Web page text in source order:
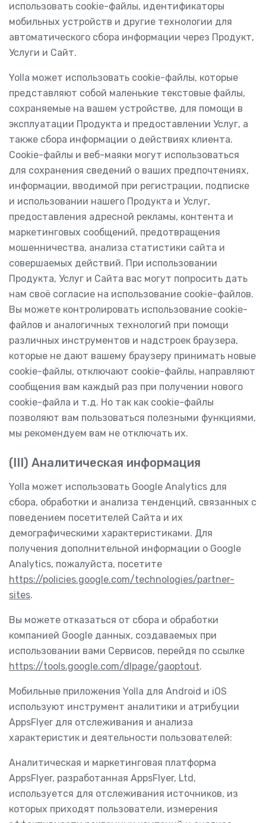
использовать cookie-файлы, идентификаторы
мобильных устройств и другие технологии для
автоматического сбора информации через Продукт,
Услуги и Сайт.
Yolla может использовать cookie-файлы, которые
представляют собой маленькие текстовые файлы,
сохраняемые на вашем устройстве, для помощи в
эксплуатации Продукта и предоставлении Услуг, а
также сбора информации о действиях клиента.
Cookie-файлы и веб-маяки могут использоваться
для сохранения сведений о ваших предпочтениях,
информации, вводимой при регистрации, подписке
и использовании нашего Продукта и Услуг,
предоставления адресной рекламы, контента и
маркетинговых сообщений, предотвращения
мошенничества, анализа статистики сайта и
совершаемых действий. При использовании
Продукта, Услуг и Сайта вас могут попросить дать
нам своё согласие на использование cookie-файлов.
Вы можете контролировать использование cookie-
файлов и аналогичных технологий при помощи
различных инструментов и надстроек браузера,
которые не дают вашему браузеру принимать новые
cookie-файлы, отключают cookie-файлы, направляют
сообщения вам каждый раз при получении нового
cookie-файла и т.д. Но так как cookie-файлы
позволяют вам пользоваться полезными функциями,
мы рекомендуем вам не отключать их.
(III) Аналитическая информация
Yolla может использовать Google Analytics для
сбора, обработки и анализа тенденций, связанных с
поведением посетителей Сайта и их
демографическими характеристиками. Для
получения дополнительной информации о Google
Analytics, пожалуйста, посетите
https://policies.google.com/technologies/partner-
sites.
Вы можете отказаться от сбора и обработки
компанией Google данных, создаваемых при
использовании вами Сервисов, перейдя по ссылке
https://tools.google.com/dlpage/gaoptout.
Мобильные приложения Yolla для Android и iOS
используют инструмент аналитики и атрибуции
AppsFlyer для отслеживания и анализа
характеристик и деятельности пользователей:
Аналитическая и маркетинговая платформа
AppsFlyer, разработанная AppsFlyer, Ltd,
используется для отслеживания источников, из
которых приходят пользователи, измерения